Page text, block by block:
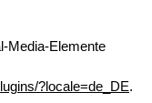
Media-Elemente
?locale=de_DE.